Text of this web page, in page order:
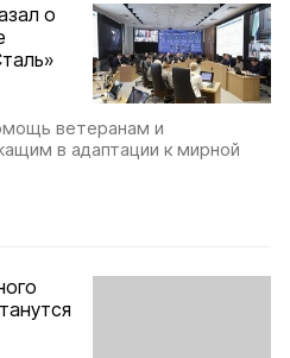
о
ветеранам и
в адаптации к мирной